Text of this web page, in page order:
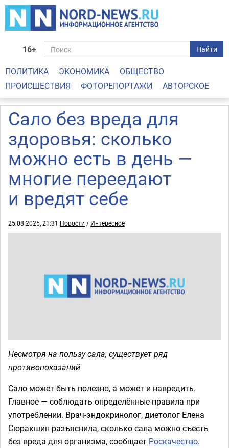
16+ Найти
ПОЛИТИКА ЭКОНОМИКА
ОБЩЕСТВО
ПРОИСШЕСТВИЯ
ФОТОРЕПОРТАЖИ АВТОРСКОЕ
Сало без вреда для
здоровья: сколько
можно есть в день —
многие переедают
и вредят себе
25.08.2025, 21:31 Новости / Интересное
Несмотря на пользу сала, существует ряд
противопоказаний
Сало может быть полезно, а может и навредить.
Главное — соблюдать определённые правила при
употреблении. Врач-эндокринолог, диетолог Елена
Сюракшин разъяснила, сколько сала можно съесть
без вреда для организма, сообщает Роскачество.